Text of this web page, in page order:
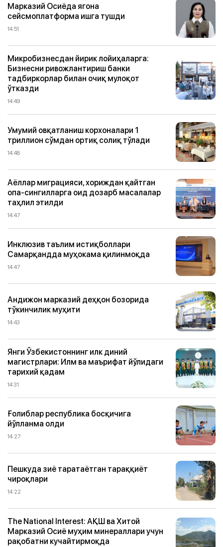
Марказий Осиёда ягона
сейсмоплатформа ишга тушди
14:51
Микробизнесдан йирик лойиҳаларга:
Бизнесни ривожлантириш банки
тадбиркорлар билан очиқ мулоқот
ўтказди
14:49
Умумий овқатланиш корхоналари 1
триллион сўмдан ортиқ солиқ тўлади
14:48
Аёллар миграцияси, хориждан қайтган
опа-сингилларга оид дозарб масалалар
таҳлил этилди
14:47
Инклюзив таълим истиқболлари
Самарқандда муҳокама қилинмоқда
14:47
Андижон марказий деҳқон бозорида
тўкинчилик муҳити
14:43
Янги Ўзбекистоннинг илк диний
магистрлари: Илм ва маърифат йўлидаги
тарихий қадам
14:31
Ғолиблар республика босқичига
йўлланма олди
14:27
Пешкуда зиё таратаётган тараққиёт
чироқлари
14:22
The National Interest: АҚШ ва Хитой
Марказий Осиё муҳим минераллари учун
рақобатни кучайтирмоқда